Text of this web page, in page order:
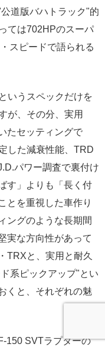
道版バハトラック"的
ては702HPのスーパ
スピードで語られる
いうスペックだけを
が、その分、実用
たセッティングで
した減衰性能、TRD
パワー調査で裏付け
す」よりも「長く付
とを重視した車作り
ングのような長期間
実な方向性があって
TRXと、実用と耐久
系ピックアップ"とい
くと、それぞれの魅
150 SVTラプターの